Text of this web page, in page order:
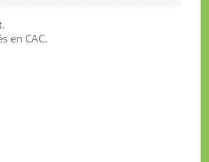
en CAC.